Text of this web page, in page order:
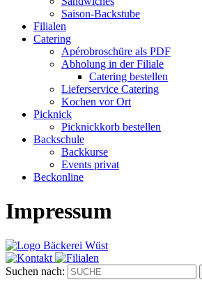
Saison-Backstube
Filialen
Catering
Apérobroschüre als PDF
Abholung in der Filiale
Catering bestellen
Lieferservice Catering
Kochen vor Ort
Picknick
Picknickkorb bestellen
Backschule
Backkurse
Events privat
Beckonline
Impressum
Suchen nach: